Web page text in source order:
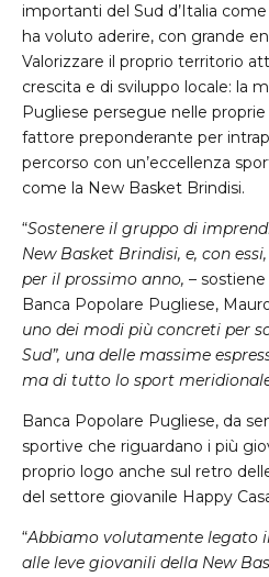
importanti del Sud d’Italia
ha voluto aderire, con grande
Valorizzare il proprio territorio
crescita e di sviluppo locale: la
Pugliese persegue nelle
fattore preponderante per
percorso con un’eccellenza
come la New Basket Brindisi.
“Sostenere il gruppo di
New Basket Brindisi, e, con
per il prossimo anno, –
Banca Popolare Pugliese,
uno dei modi più concreti per
Sud”, una delle massime
ma di tutto lo sport
Banca Popolare Pugliese, da
sportive che riguardano i più
proprio logo anche sul retro
del settore giovanile Happy
“Abbiamo volutamente legato
alle leve giovanili della New